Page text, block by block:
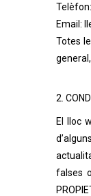
Email:
Totes
2.
El lloc
falses